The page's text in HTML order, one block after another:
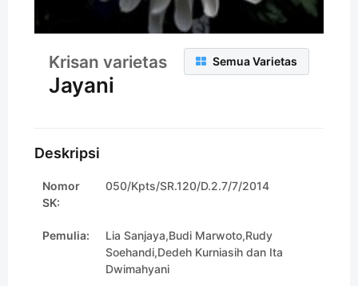
Semua Varietas
Krisan varietas
Jayani
Deskripsi
Nomor
SK:
050/Kpts/SR.120/D.2.7/7/2014
Pemulia:
Lia Sanjaya,Budi Marwoto,Rudy
Soehandi,Dedeh Kurniasih dan Ita
Dwimahyani